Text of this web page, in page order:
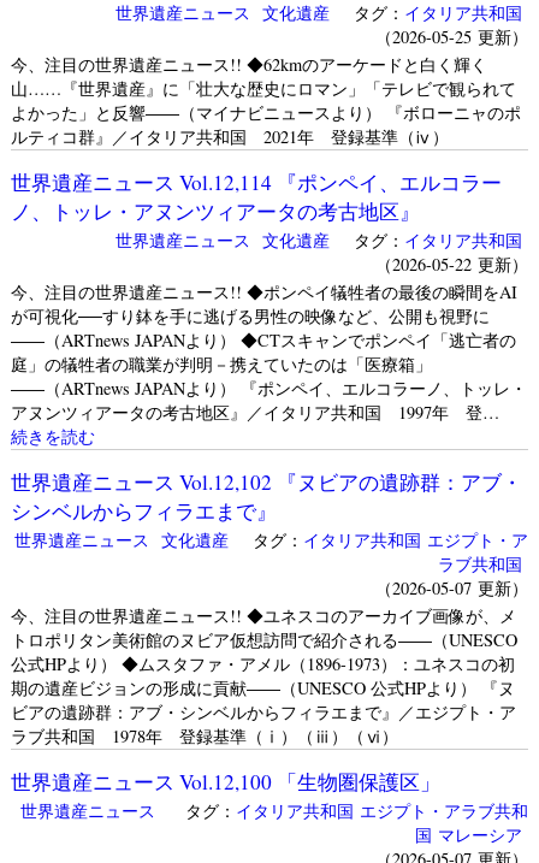
世界遺産ニュース 文化遺産タグ： イタリア共和国
（2026-05-25 更新）
今、注目の世界遺産ニュース!! ◆62kmのアーケードと白く輝く
山……『世界遺産』に「壮大な歴史にロマン」「テレビで観られて
よかった」と反響――（マイナビニュースより） 『ボローニャのポ
ルティコ群』／イタリア共和国 2021年 登録基準（ⅳ）
世界遺産ニュース Vol.12,114 『ポンペイ、エルコラー
ノ、トッレ・アヌンツィアータの考古地区』
世界遺産ニュース 文化遺産タグ： イタリア共和国
（2026-05-22 更新）
今、注目の世界遺産ニュース!! ◆ポンペイ犠牲者の最後の瞬間をAI
が可視化──すり鉢を手に逃げる男性の映像など、公開も視野に
――（ARTnews JAPANより） ◆CTスキャンでポンペイ「逃亡者の
庭」の犠牲者の職業が判明－携えていたのは「医療箱」
――（ARTnews JAPANより） 『ポンペイ、エルコラーノ、トッレ・
アヌンツィアータの考古地区』／イタリア共和国 1997年 登…
続きを読む
世界遺産ニュース Vol.12,102 『ヌビアの遺跡群：アブ・
シンベルからフィラエまで』
世界遺産ニュース 文化遺産タグ： イタリア共和国 エジプト・ア
ラブ共和国
（2026-05-07 更新）
今、注目の世界遺産ニュース!! ◆ユネスコのアーカイブ画像が、メ
トロポリタン美術館のヌビア仮想訪問で紹介される――（UNESCO
公式HPより） ◆ムスタファ・アメル（1896-1973）：ユネスコの初
期の遺産ビジョンの形成に貢献――（UNESCO 公式HPより） 『ヌ
ビアの遺跡群：アブ・シンベルからフィラエまで』／エジプト・ア
ラブ共和国 1978年 登録基準（ⅰ）（ⅲ）（ⅵ）
世界遺産ニュース Vol.12,100 「生物圏保護区」
世界遺産ニュース タグ： イタリア共和国 エジプト・アラブ共和
国 マレーシア